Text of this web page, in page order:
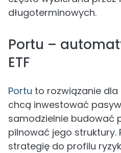
długoterminowych.
Portu –
ETF
Portu to rozwiązanie
chcą inwestować
samodzielnie budować
pilnować jego
strategię do profilu